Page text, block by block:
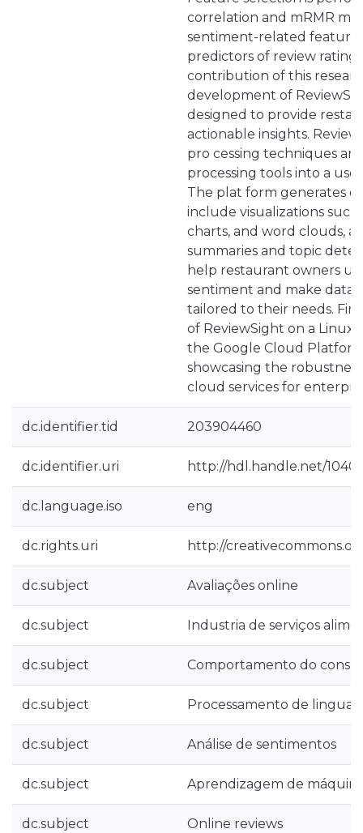
correlation and mRMR
sentiment-related
predictors of review
contribution of this
development of
designed to provide
actionable insights.
pro cessing techniques
processing tools into a
The plat form generates
include visualizations such
charts, and word clouds,
summaries and topic
help restaurant owners
sentiment and make data-
tailored to their needs.
of ReviewSight on a Linux
the Google Cloud Platform
showcasing the
cloud services for
dc.identifier.tid 203904460
dc.identifier.uri http://hdl.handle.net/
dc.language.iso eng
dc.rights.uri http://
dc.subject Avaliações online
dc.subject Industria de serviços
dc.subject Comportamento do
dc.subject Processamento de
dc.subject Análise de sentimentos
dc.subject Aprendizagem de
dc.subject Online reviews